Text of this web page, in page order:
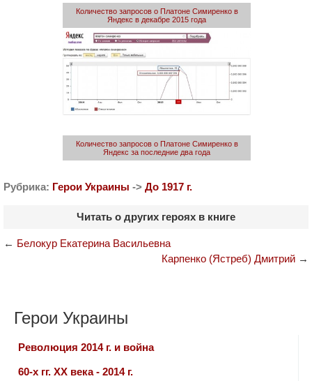
Количество запросов о Платоне Симиренко в
Яндекс в декабре 2015 года
Количество запросов о Платоне Симиренко в
Яндекс за последние два года
Рубрика: Герои Украины -> До 1917 г.
Читать о других героях в книге
← Белокур Екатерина Васильевна
Карпенко (Ястреб) Дмитрий →
Герои Украины
Революция 2014 г. и война
60-х гг. ХХ века - 2014 г.